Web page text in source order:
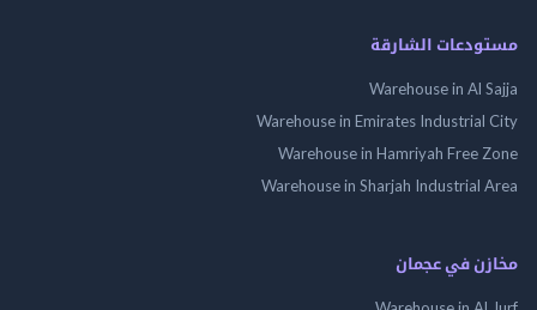
مستودعات الشارقة
Warehouse in Al Sajja
Warehouse in Emirates Industrial City
Warehouse in Hamriyah Free Zone
Warehouse in Sharjah Industrial Area
مخازن في عجمان